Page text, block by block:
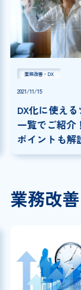
業務改善・DX
2021/11/15
DX化に使え
一覧でご紹介
ポイントも解
業務改